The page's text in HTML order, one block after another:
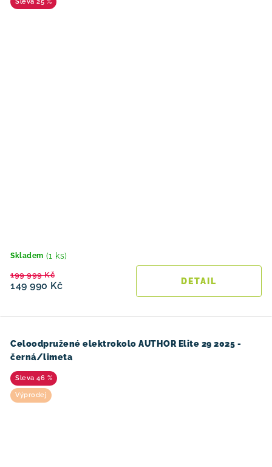
Skladem (1 ks)
149 990 Kč
199 999 Kč
Celoodpružené elektrokolo AUTHOR Elite 29 2025 -
černá/limeta
46 %
Výprodej